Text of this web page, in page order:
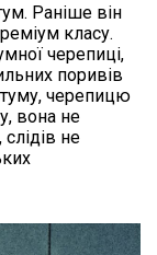
Раніше він
класу.
черепиці,
поривів
черепицю
вона не
не